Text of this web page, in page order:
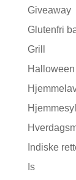
Giveaway
Glutenfri
Grill
Halloween
Indiske
Is